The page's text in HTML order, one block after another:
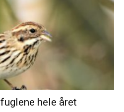
hele året